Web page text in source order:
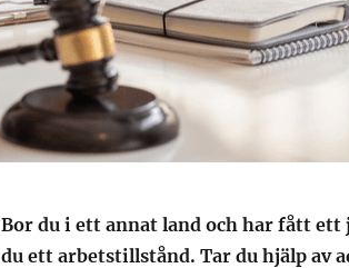
Bor du i ett annat land och har fått ett
du ett arbetstillstånd. Tar du hjälp av